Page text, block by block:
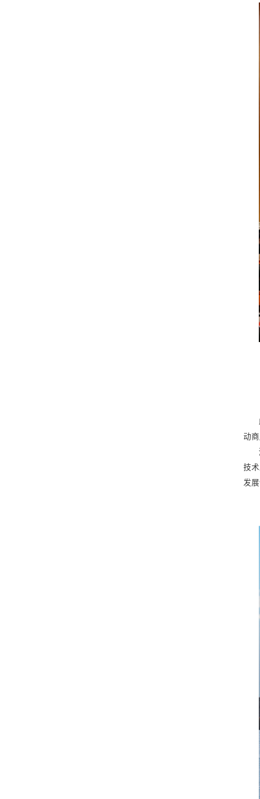
动
技
发